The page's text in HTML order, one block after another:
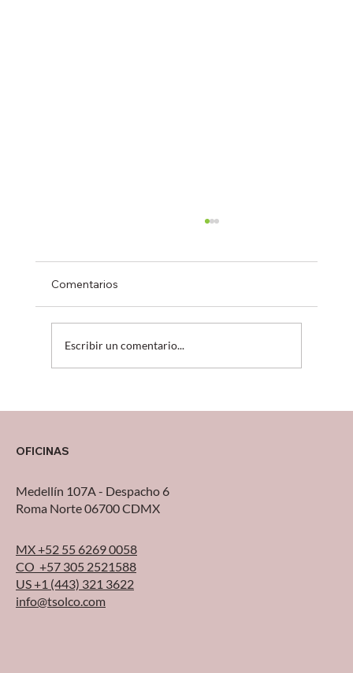
Comentarios
Escribir un comentario...
MX +52 55 6269 0058
CO +57 305 2521588
US +1 (443) 321 3622
info@tsolco.com
Medellín 107A - Despacho 6
Roma Norte 06700 CDMX
OFICINAS